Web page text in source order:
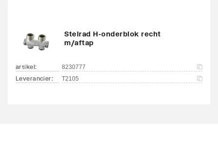
Stelrad H-onderblok recht
m/aftap
artikel: 8230777
Leverancier: T2105